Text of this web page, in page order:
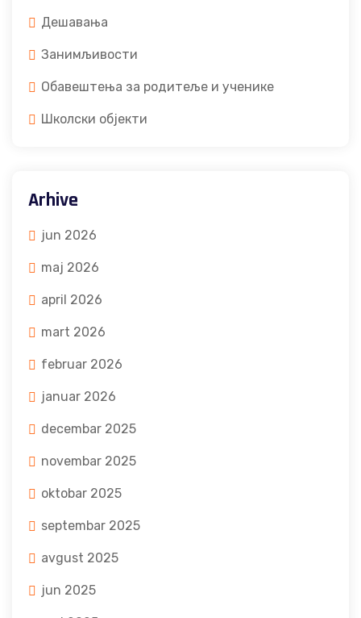
Дешавања
Занимљивости
Обавештења за родитеље и ученике
Школски објекти
Arhive
jun 2026
maj 2026
april 2026
mart 2026
februar 2026
januar 2026
decembar 2025
novembar 2025
oktobar 2025
septembar 2025
avgust 2025
jun 2025